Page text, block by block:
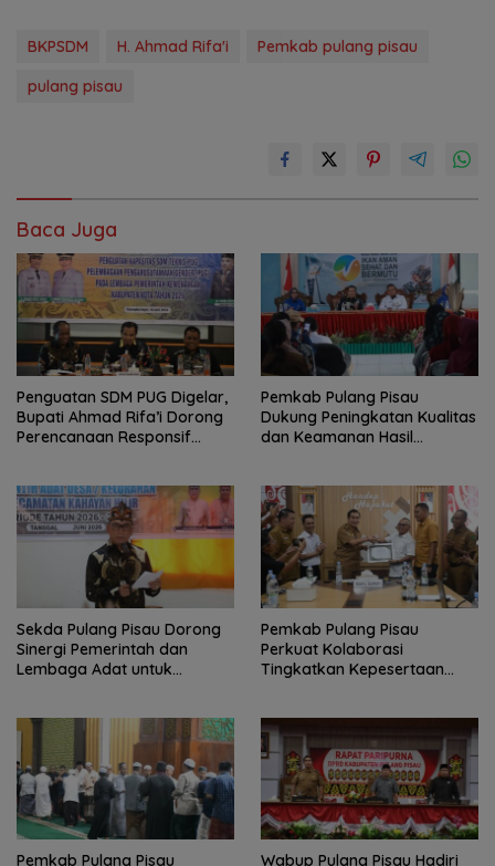
BKPSDM H. Ahmad Rifa'i
Pemkab pulang pisau
pulang pisau
Baca Juga
Penguatan SDM PUG Digelar,
Bupati Ahmad Rifa’i Dorong
Perencanaan Responsif
Pemkab Pulang Pisau
Dukung Peningkatan Kualitas
dan Keamanan Hasil
Sekda Pulang Pisau Dorong
Sinergi Pemerintah dan
Lembaga Adat untuk
Pemkab Pulang Pisau
Perkuat Kolaborasi
Tingkatkan Kepesertaan
Pemkab Pulang Pisau
Wabup Pulang Pisau Hadiri